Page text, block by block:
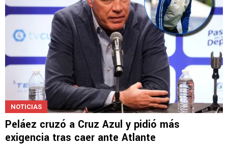
NOTICIAS
Peláez cruzó a Cruz Azul y pidió más
exigencia tras caer ante Atlante